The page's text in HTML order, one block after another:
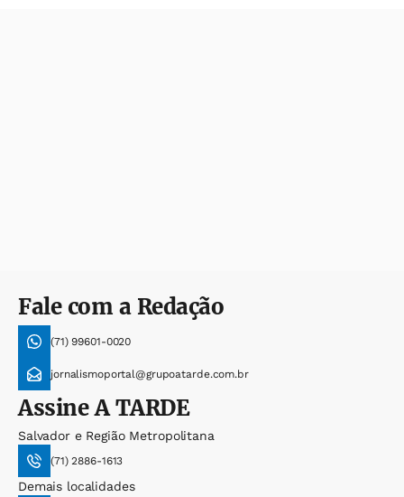
Fale com a Redação
(71) 99601-0020
jornalismoportal@grupoatarde.com.br
AssineA TARDE
Salvador e Região Metropolitana
(71) 2886-1613
Demais localidades